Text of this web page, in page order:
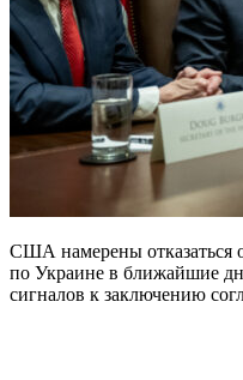
США намерены отказаться
по Украине в ближайшие
сигналов к заключению